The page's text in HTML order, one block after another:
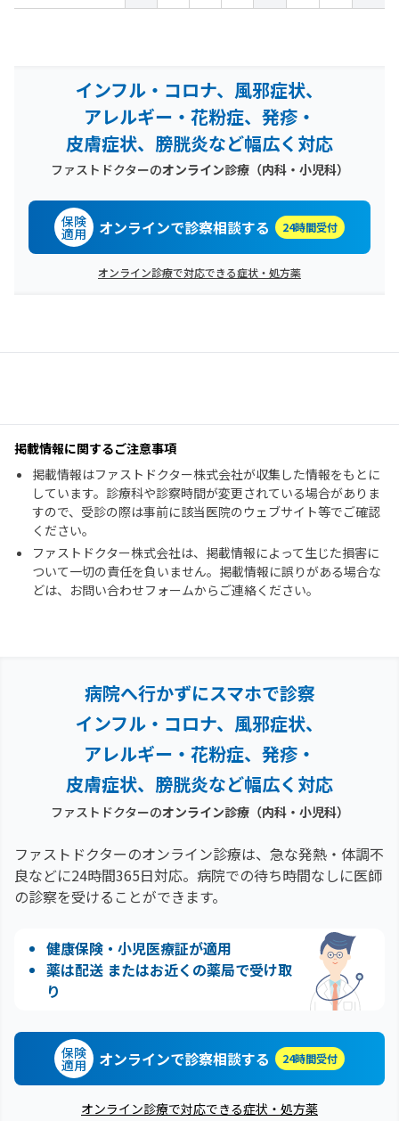
インフル・コロナ、風邪症状、
アレルギー・花粉症、発疹・
皮膚症状、膀胱炎など幅広く対応
ファストドクターのオンライン診療（内科・小児科）
保険
適用 オンラインで診察相談する 24時間受付
オンライン診療で対応できる症状・処方薬
掲載情報に関するご注意事項
掲載情報はファストドクター株式会社が収集した情報をもとに
しています。診療科や診察時間が変更されている場合がありま
すので、受診の際は事前に該当医院のウェブサイト等でご確認
ください。
ファストドクター株式会社は、掲載情報によって生じた損害に
ついて一切の責任を負いません。掲載情報に誤りがある場合な
どは、お問い合わせフォームからご連絡ください。
病院へ行かずにスマホで診察
インフル・コロナ、風邪症状、
アレルギー・花粉症、 発疹・
皮膚症状、膀胱炎など幅広く対応
ファストドクターのオンライン診療（内科・小児科）
ファストドクターのオンライン診療は、急な発熱・体調不
良などに24時間365日対応。 病院での待ち時間なしに医師
の診察を受けることができます。
健康保険・小児医療証が適用
薬は配送 またはお近くの薬局で受け取
り
保険
適用 オンラインで診察相談する 24時間受付
オンライン診療で対応できる症状・処方薬